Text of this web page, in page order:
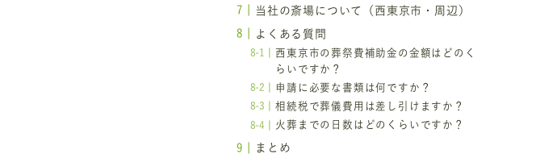
当社の斎場について（西東京市・周辺）
よくある質問
西東京市の葬祭費補助金の金額はどのく
らいですか？
申請に必要な書類は何ですか？
相続税で葬儀費用は差し引けますか？
火葬までの日数はどのくらいですか？
まとめ